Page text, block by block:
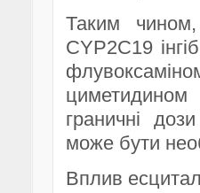
Таким чином,
CYP2C19
граничні
може бути
Вплив